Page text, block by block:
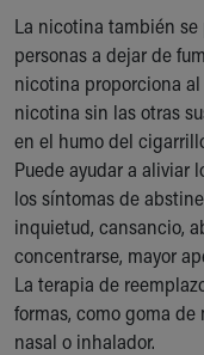
Make an
Breastfeeding
Child
Safe Sleep for
Safe Sleep
About Akron
Who We Are
Building a Brighter
Our Mission, Vision,
Calendar of Events
Community Mission
Connect With Us
La nicotina también se
personas a dejar de
nicotina proporciona
nicotina sin las otras
en el humo del
Puede ayudar a aliviar
los síntomas de
inquietud, cansancio,
concentrarse, mayor
La terapia de
formas, como goma de
nasal o inhalador.